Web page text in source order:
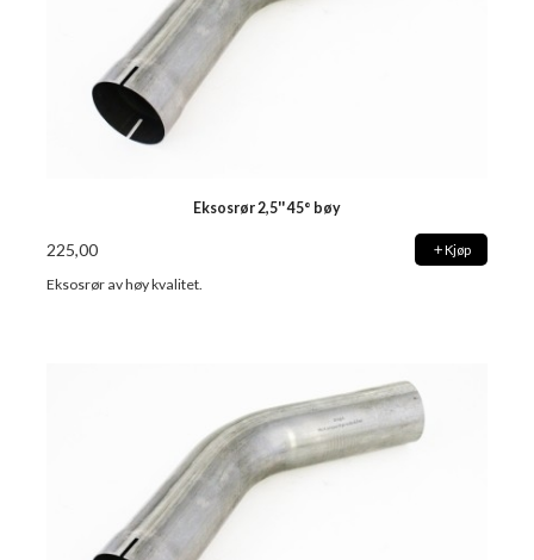
Eksosrør 2,5'' 45° bøy
225,00 Kjøp
Eksosrør av høy kvalitet.